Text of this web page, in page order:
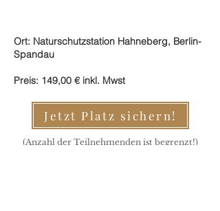
Ort: Naturschutzstation Hahneberg, Berlin-
Spandau
Preis: 149,00 € inkl. Mwst
Jetzt Platz sichern!
(Anzahl der Teilnehmenden ist begrenzt!)